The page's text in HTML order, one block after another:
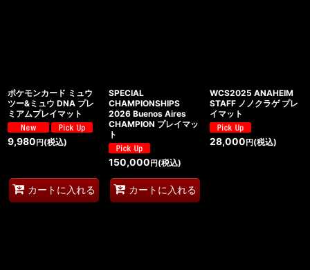
ポケモンカード ミュウ
ツー&ミュウ DNA プレ
ミアムプレイマット
9,980 円 (税込)
カートに入れる
SPECIAL
CHAMPIONSHIPS
2026 Buenos Aires
CHAMPION プレイマッ
ト
150,000 円(税込)
カートに入れる
WCS2025 ANAHEIM
STAFF ノノクラゲ プレ
イマット
28,000 円(税込)